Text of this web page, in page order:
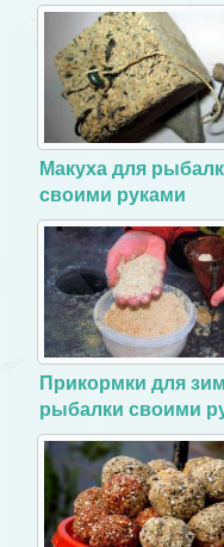
Макуха для
своими руками
Прикормки для
рыбалки своими